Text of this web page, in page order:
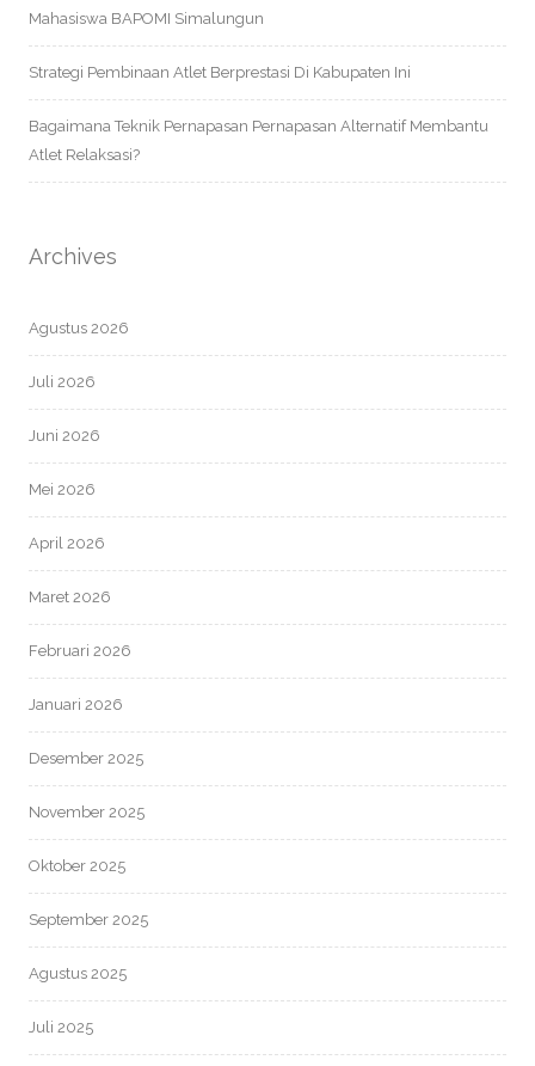
Mahasiswa BAPOMI Simalungun
Strategi Pembinaan Atlet Berprestasi Di Kabupaten Ini
Bagaimana Teknik Pernapasan Pernapasan Alternatif Membantu
Atlet Relaksasi?
Archives
Agustus 2026
Juli 2026
Juni 2026
Mei 2026
April 2026
Maret 2026
Februari 2026
Januari 2026
Desember 2025
November 2025
Oktober 2025
September 2025
Agustus 2025
Juli 2025